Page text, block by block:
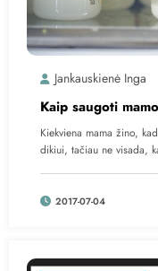
Jankauskienė Inga
Kaip saugoti
Kiekviena mama žino,
dikiui, tačiau ne visada,
2017-07-04